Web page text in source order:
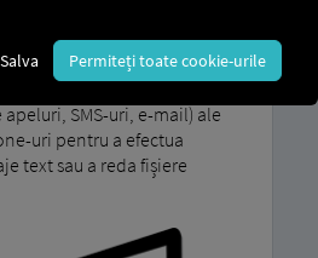
Conectați sistemul media
Șoferul poate
(intrări în agenda
SMS-uri, e-mail) ale
uri pentru a efectua
text sau a reda fișiere
Salva Permiteți toate cookie-urile